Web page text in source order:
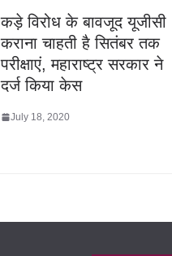
कड़े विरोध के बावजूद यूजीसी
कराना चाहती है सितंबर तक
परीक्षाएं, महाराष्ट्र सरकार ने
दर्ज किया केस
July 18, 2020